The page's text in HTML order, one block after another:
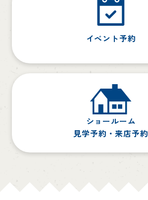
イベント予約
ショールーム
見学予約・来店予約